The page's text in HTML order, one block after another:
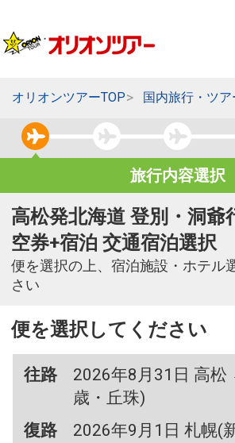
オリオンツアーTOP 国内旅行・ツア
旅行内容選択
高松発北海道 登別・洞爺
空券+宿泊 交通宿泊選択
便を選択の上、宿泊施設・ホテル
さい
便を選択してください
往路
2026年8月31日 高
歳・丘珠)
復路
2026年9月1日 札幌(